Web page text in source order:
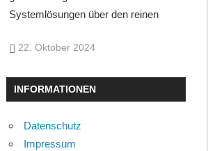
Systemlösungen über den reinen
22. Oktober 2024
INFORMATIONEN
Datenschutz
Impressum